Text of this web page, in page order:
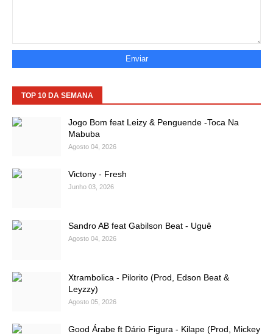
TOP 10 DA SEMANA
Jogo Bom feat Leizy & Penguende -Toca Na
Mabuba
Agosto 04, 2026
Victony - Fresh
Junho 03, 2026
Sandro AB feat Gabilson Beat - Uguê
Agosto 04, 2026
Xtrambolica - Pilorito (Prod, Edson Beat &
Leyzzy)
Agosto 05, 2026
Good Árabe ft Dário Figura - Kilape (Prod, Mickey